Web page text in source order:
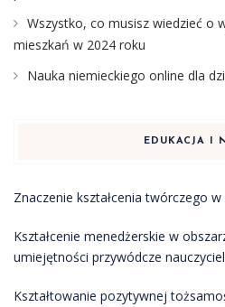
Wszystko, co musisz wiedzieć o
mieszkań w 2024 roku
Nauka niemieckiego online dla
EDUKACJA I
Znaczenie kształcenia twórczego w
Kształcenie menedżerskie w
umiejętności przywódcze
Kształtowanie pozytywnej